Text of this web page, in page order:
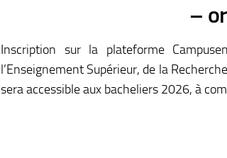
–
Inscription sur la plateforme
l’Enseignement Supérieur, de la
sera accessible aux bacheliers 2026, à